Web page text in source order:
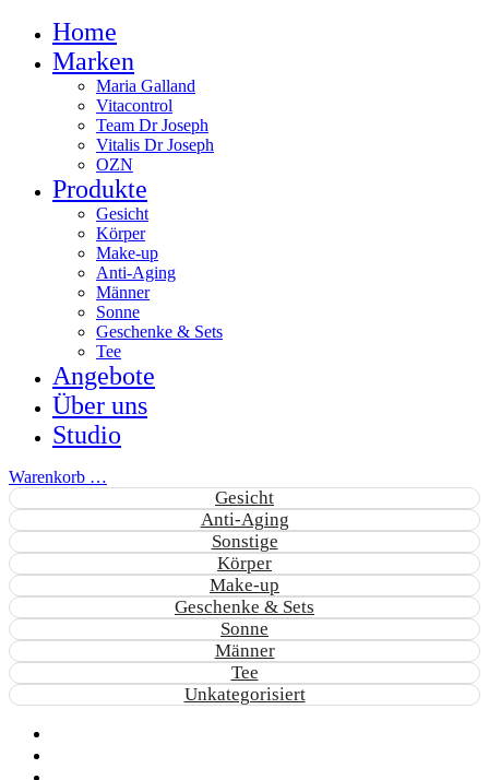
Home
Marken
Maria Galland
Vitacontrol
Team Dr Joseph
Vitalis Dr Joseph
OZN
Produkte
Gesicht
Körper
Make-up
Anti-Aging
Männer
Sonne
Geschenke & Sets
Tee
Angebote
Über uns
Studio
Warenkorb …
Gesicht
Anti-Aging
Sonstige
Körper
Make-up
Geschenke & Sets
Sonne
Männer
Tee
Unkategorisiert